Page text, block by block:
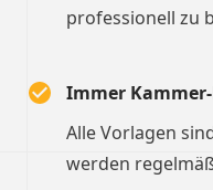
professionell zu
Immer
Alle Vorlagen
werden